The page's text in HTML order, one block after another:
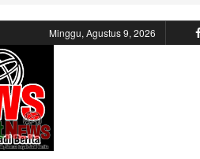
Minggu, Agustus 9, 2026